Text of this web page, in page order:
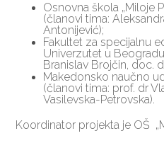
Osnovna škola „Miloje
(članovi tima:
Antonijević);
Fakultet za specijalnu
Univerzutet u
Branislav Brojčin, doc.
Makedonsko naučno
(članovi tima: prof. dr
Vasilevska-Petrovska).
Koordinator projekta je OŠ